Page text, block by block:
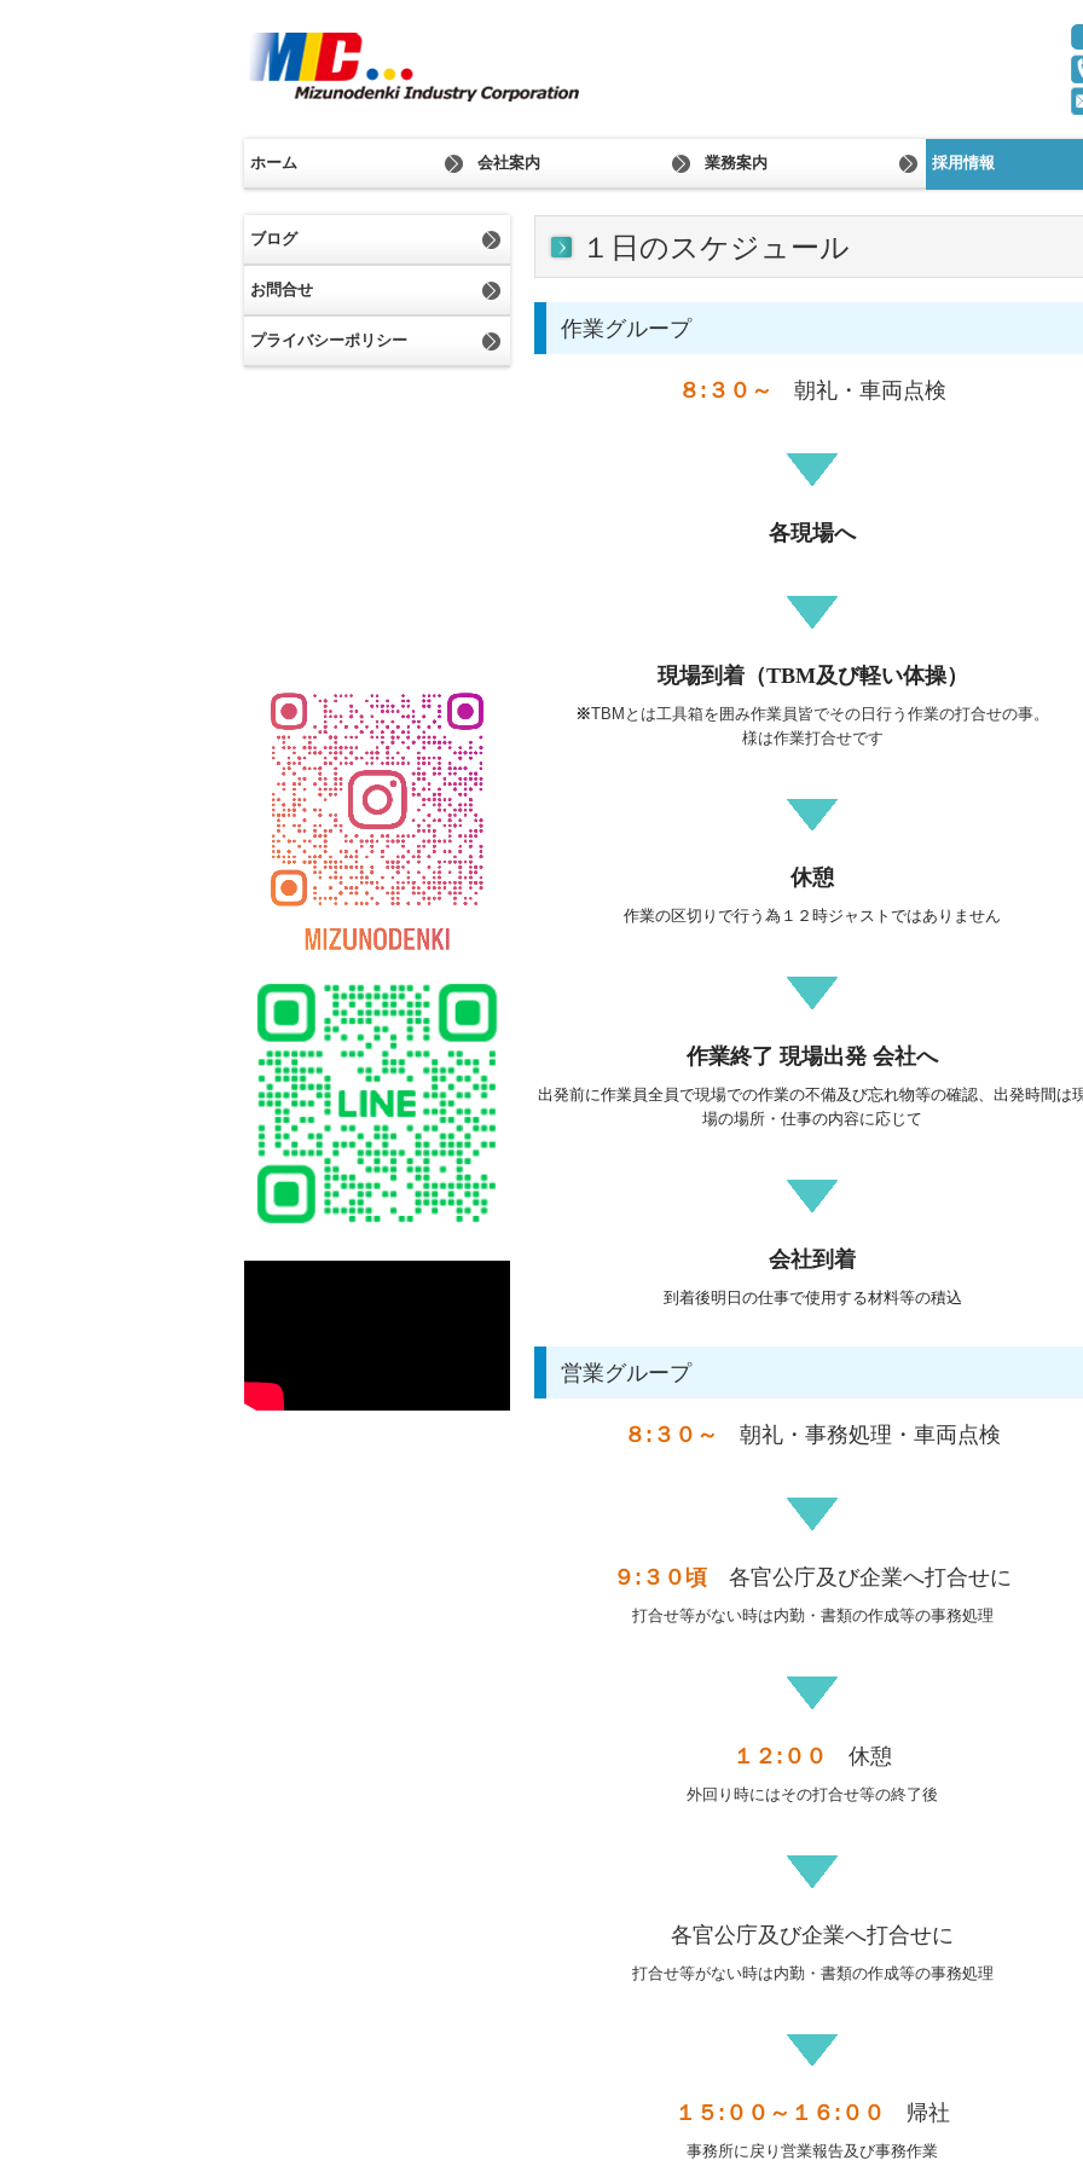
ホーム 会社案内 業務案内 採用情報
先輩社員の声
１日のスケジュー
ブログ
お問合せ
プライバシーポリシー
１日のスケジュール
作業グループ
８:３０～ 朝礼・車両点検
各現場へ
現場到着（TBM及び軽い体操）
※TBMとは工具箱を囲み作業員皆でその日行う作業の打合せの事。
様は作業打合せです
休憩
作業の区切りで行う為１２時ジャストではありません
作業終了 現場出発 会社へ
出発前に作業員全員で現場での作業の不備及び忘れ物等の確認、出発時間は
場の場所・仕事の内容に応じて
会社到着
到着後明日の仕事で使用する材料等の積込
営業グループ
８:３０～ 朝礼・事務処理・車両点検
９:３０頃 各官公庁及び企業へ打合せに
打合せ等がない時は内勤・書類の作成等の事務処理
１２:００ 休憩
外回り時にはその打合せ等の終了後
各官公庁及び企業へ打合せに
打合せ等がない時は内勤・書類の作成等の事務処理
１５:００～１６:００ 帰社
事務所に戻り営業報告及び事務作業